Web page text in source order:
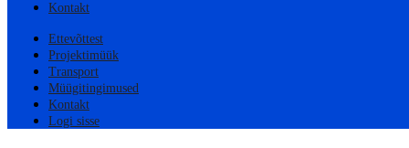
Kontakt
Ettevõttest
Projektimüük
Transport
Müügitingimused
Kontakt
Logi sisse